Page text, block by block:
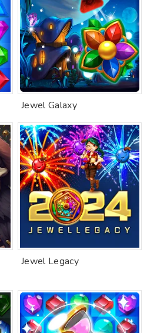
Jewel Galaxy
Jewel Legacy